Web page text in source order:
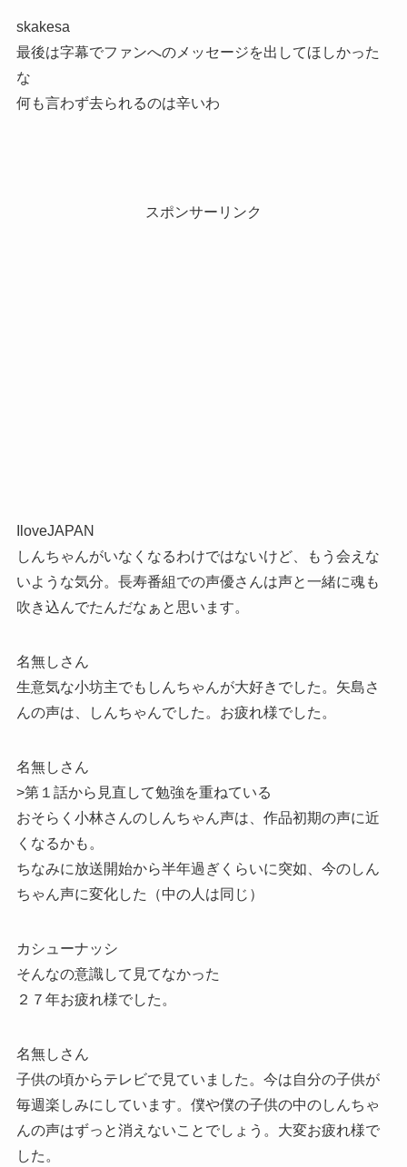
skakesa
最後は字幕でファンへのメッセージを出してほしかった
な
何も言わず去られるのは辛いわ
スポンサーリンク
IloveJAPAN
しんちゃんがいなくなるわけではないけど、もう会えな
いような気分。長寿番組での声優さんは声と一緒に魂も
吹き込んでたんだなぁと思います。
名無しさん
生意気な小坊主でもしんちゃんが大好きでした。矢島さ
んの声は、しんちゃんでした。お疲れ様でした。
名無しさん
>第１話から見直して勉強を重ねている
おそらく小林さんのしんちゃん声は、作品初期の声に近
くなるかも。
ちなみに放送開始から半年過ぎくらいに突如、今のしん
ちゃん声に変化した（中の人は同じ）
カシューナッシ
そんなの意識して見てなかった
２７年お疲れ様でした。
名無しさん
子供の頃からテレビで見ていました。今は自分の子供が
毎週楽しみにしています。僕や僕の子供の中のしんちゃ
んの声はずっと消えないことでしょう。大変お疲れ様で
した。